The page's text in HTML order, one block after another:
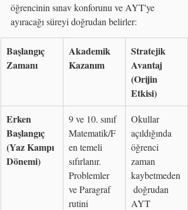
öğrencinin sınav konforunu ve AYT'ye
ayıracağı süreyi doğrudan belirler:
Başlangıç
Zamanı
Akademik
Kazanım
Stratejik
Avantaj
(Orijin
Etkisi)
Erken
Başlangıç
(Yaz Kampı
Dönemi)
9 ve 10. sınıf
Matematik/F
en temeli
sıfırlanır.
Problemler
ve Paragraf
rutini
Okullar
açıldığında
öğrenci
zaman
kaybetmeden
doğrudan
AYT